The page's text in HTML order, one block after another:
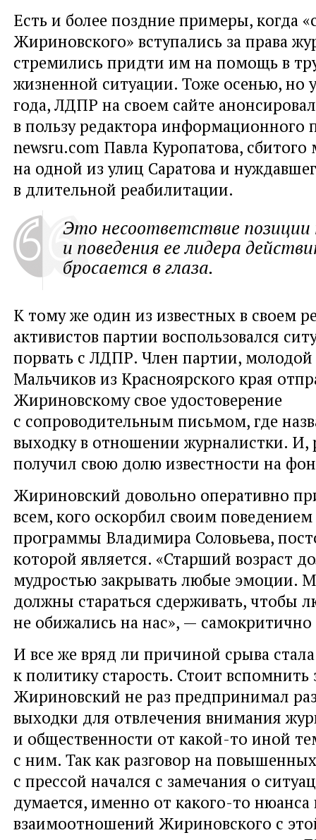
Есть и более поздние примеры, когда
Жириновского» вступались за права
стремились придти им на помощь в
жизненной ситуации. Тоже осенью, но
года, ЛДПР на своем сайте
в пользу редактора информационного
newsru.com Павла Куропатова,
на одной из улиц Саратова и
в длительной реабилитации.
Это несоответствие
и поведения ее лидера
бросается в глаза.
К тому же один из известных в своем
активистов партии воспользовался
порвать с ЛДПР. Член партии,
Мальчиков из Красноярского края
Жириновскому свое удостоверение
с сопроводительным письмом, где
выходку в отношении журналистки. И,
получил свою долю известности на
Жириновский довольно оперативно
всем, кого оскорбил своим
программы Владимира Соловьева,
которой является. «Старший возраст
мудростью закрывать любые эмоции.
должны стараться сдерживать, чтобы
не обижались на нас», —
И все же вряд ли причиной срыва
к политику старость. Стоит вспомнить
Жириновский не раз предпринимал
выходки для отвлечения внимания
и общественности от какой-то иной
с ним. Так как разговор на
с прессой начался с замечания о
думается, именно от какого-то
взаимоотношений Жириновского с